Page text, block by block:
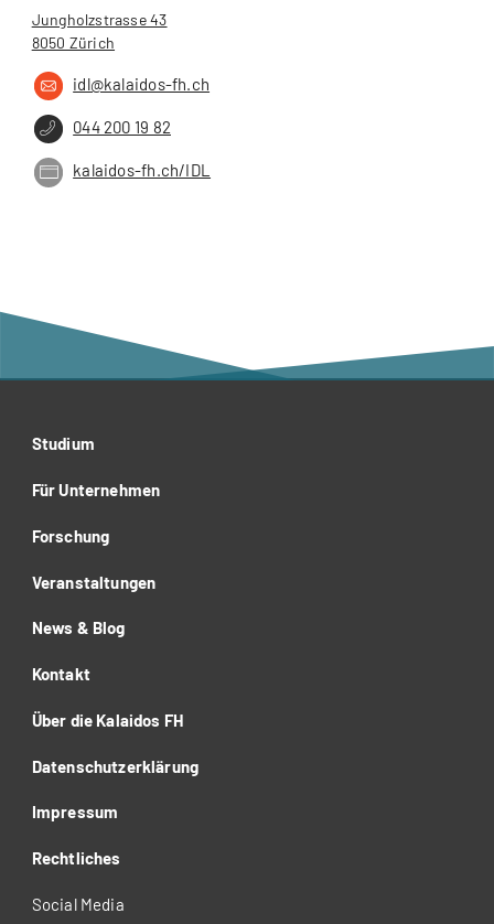
Jungholzstrasse 43
8050 Zürich
idl@kalaidos-fh.ch
044 200 19 82
kalaidos-fh.ch/IDL
Studium
Für Unternehmen
Forschung
Veranstaltungen
News & Blog
Kontakt
Über die Kalaidos FH
Datenschutzerklärung
Impressum
Rechtliches
Social Media